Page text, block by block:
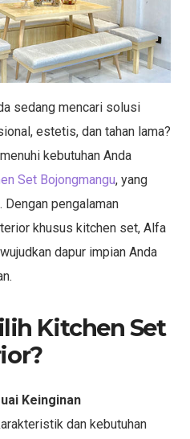
sedang mencari solusi
estetis, dan tahan lama?
kebutuhan Anda
Set Bojongmangu, yang
pengalaman
khusus kitchen set, Alfa
dapur impian Anda
Kitchen Set
Keinginan
dan kebutuhan